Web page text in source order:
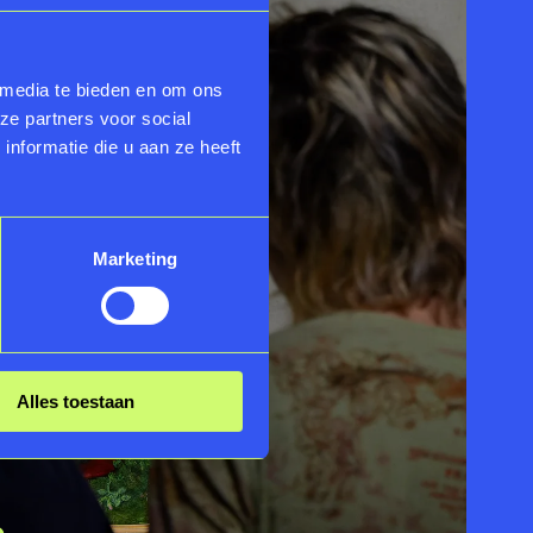
te bieden en om ons
partners voor social
die u aan ze heeft
Marketing
Alles toestaan